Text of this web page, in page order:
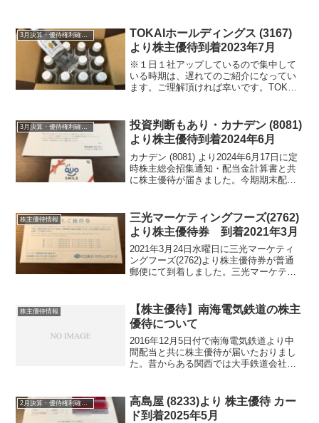
3月決算・優待権利確定銘柄
TOKAIホールディングス (3167)
より株主優待到着2023年7月
※１日１社アップしているので集中して
いる時期は、遅れてのご紹介になってい
ます。ご理解頂ければ幸いです。TOKAI
TOKAIホールディングス (3167)...
3月決算・優待権利確定銘柄
投資判断もあり・カナデン (8081)
より株主優待到着2024年6月
カナデン (8081) より2024年6月17日に定
時株主総会招集通知・配当金計算書と共
に株主優待が届きました。今期期末配当
紹介まず銘柄について簡単にご紹...
株主優待情報
三光マーケティングフーズ(2762)
より株主優待券 到着2021年3月
2021年3月24日水曜日に三光マーケティ
ングフーズ(2762)より株主優待券が普通
郵便にて到着しました。三光マーケティ
金の蔵などの居酒屋チェーンを展開して
いる会...
株主優待情報
【株主優待】南海電気鉄道の株主
優待について
2016年12月5日付で南海電気鉄道より中
間配当と共に株主優待が届いたおりまし
た。昔からある関西では大手鉄道会社で
ん。まぁ比較的安定しているといえるの
かな??株主優待も...
2月決算・優待権利確定銘柄
高島屋 (8233)より 株主優待 カー
ド到着2025年5月